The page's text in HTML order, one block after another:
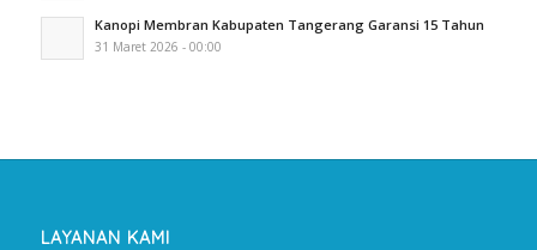
Kanopi Membran Kabupaten Tangerang Garansi 15 Tahun
31 Maret 2026 - 00:00
LAYANAN KAMI